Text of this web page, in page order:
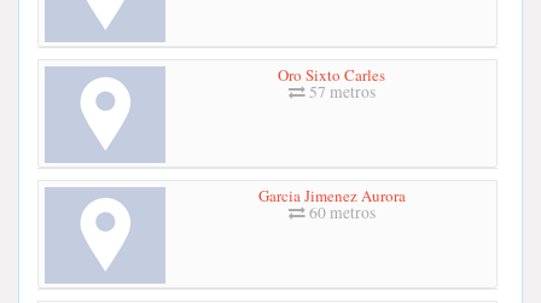
Oro Sixto Carles
57 metros
Garcia Jimenez Aurora
60 metros